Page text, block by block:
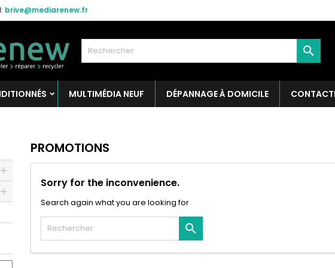
brive@mediarenew.fr

MULTIMÉDIA NEUF DÉPANNAGE À DOMICILE
PROMOTIONS
Sorry for the inconvenience.
Search again what you are looking for
